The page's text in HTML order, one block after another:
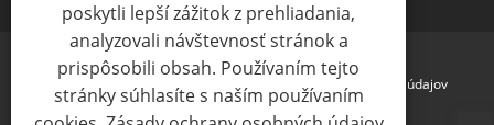
Links Sitemap RSS Zásady ochrany osobných údajov
poskytli lepší zážitok z prehliadania,
analyzovali návštevnosť stránok a
prispôsobili obsah. Používaním tejto
stránky súhlasíte s naším používaním